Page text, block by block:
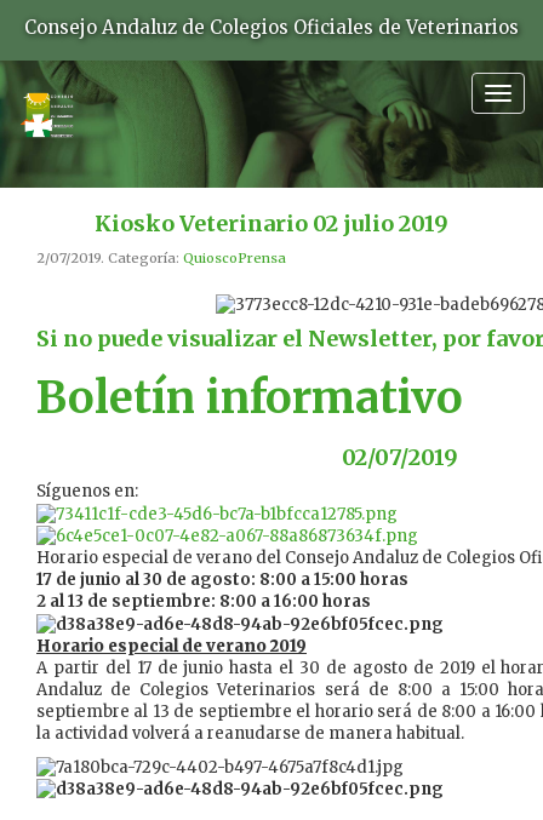
Consejo Andaluz de Colegios Oficiales de Veterinarios
Kiosko Veterinario 02 julio 2019
2/07/2019. Categoría: QuioscoPrensa
Si no puede visualizar el Newsletter, por
Boletín informativo
02/07/2019
Síguenos en:
Horario especial de verano del Consejo Andaluz de Colegios
17 de junio al 30 de agosto: 8:00 a 15:00 horas
2 al 13 de septiembre: 8:00 a 16:00 horas
Horario especial de verano 2019
A partir del 17 de junio hasta el 30 de agosto de 2019 el
Andaluz de Colegios Veterinarios será de 8:00 a 15:00
septiembre al 13 de septiembre el horario será de 8:00 a
la actividad volverá a reanudarse de manera habitual.